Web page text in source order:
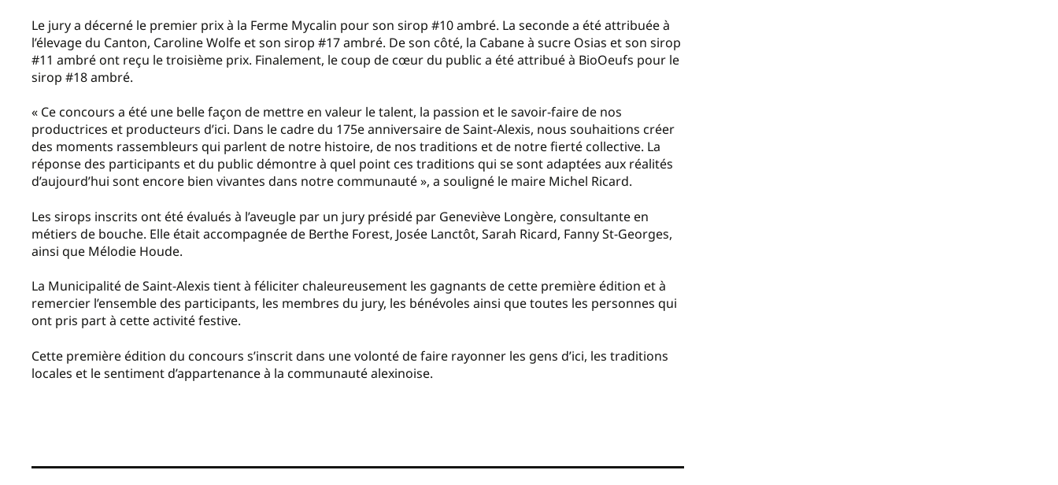
Le jury a décerné le premier prix à la Ferme Mycalin pour son sirop #10 ambré. La seconde a été attribuée à
l’élevage du Canton, Caroline Wolfe et son sirop #17 ambré. De son côté, la Cabane à sucre Osias et son sirop
#11 ambré ont reçu le troisième prix. Finalement, le coup de cœur du public a été attribué à BioOeufs pour le
sirop #18 ambré.
« Ce concours a été une belle façon de mettre en valeur le talent, la passion et le savoir-faire de nos
productrices et producteurs d’ici. Dans le cadre du 175e anniversaire de Saint-Alexis, nous souhaitions créer
des moments rassembleurs qui parlent de notre histoire, de nos traditions et de notre fierté collective. La
réponse des participants et du public démontre à quel point ces traditions qui se sont adaptées aux réalités
d’aujourd’hui sont encore bien vivantes dans notre communauté », a souligné le maire Michel Ricard.
Les sirops inscrits ont été évalués à l’aveugle par un jury présidé par Geneviève Longère, consultante en
métiers de bouche. Elle était accompagnée de Berthe Forest, Josée Lanctôt, Sarah Ricard, Fanny St-Georges,
ainsi que Mélodie Houde.
La Municipalité de Saint-Alexis tient à féliciter chaleureusement les gagnants de cette première édition et à
remercier l’ensemble des participants, les membres du jury, les bénévoles ainsi que toutes les personnes qui
ont pris part à cette activité festive.
Cette première édition du concours s’inscrit dans une volonté de faire rayonner les gens d’ici, les traditions
locales et le sentiment d’appartenance à la communauté alexinoise.